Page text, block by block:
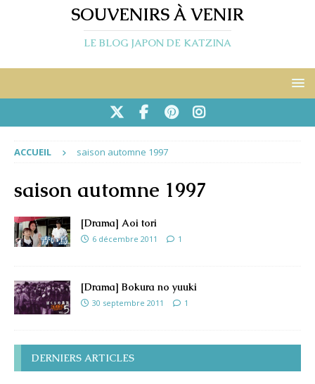
SOUVENIRS À VENIR
LE BLOG JAPON DE KATZINA
ACCUEIL saison automne 1997
saison automne 1997
[Drama] Aoi tori
6 décembre 2011 1
[Drama] Bokura no yuuki
30 septembre 2011 1
DERNIERS ARTICLES